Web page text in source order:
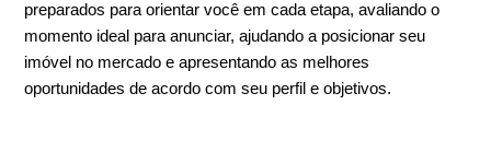
preparados para orientar você em cada etapa, avaliando o
momento ideal para anunciar, ajudando a posicionar seu
imóvel no mercado e apresentando as melhores
oportunidades de acordo com seu perfil e objetivos.